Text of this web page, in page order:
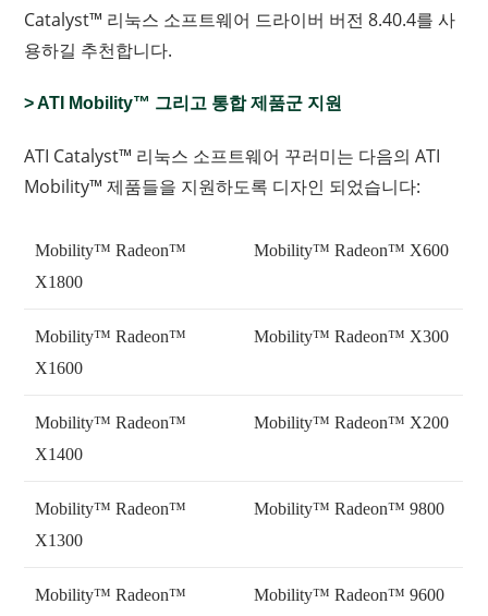
Catalyst™ 리눅스 소프트웨어 드라이버 버전 8.40.4를 사
용하길 추천합니다.
> ATI Mobility™ 그리고 통합 제품군 지원
ATI Catalyst™ 리눅스 소프트웨어 꾸러미는 다음의 ATI
Mobility™ 제품들을 지원하도록 디자인 되었습니다:
Mobility™ Radeon™
X1800
Mobility™ Radeon™ X600
Mobility™ Radeon™
X1600
Mobility™ Radeon™ X300
Mobility™ Radeon™
X1400
Mobility™ Radeon™ X200
Mobility™ Radeon™
X1300
Mobility™ Radeon™ 9800
Mobility™ Radeon™
Mobility™ Radeon™ 9600